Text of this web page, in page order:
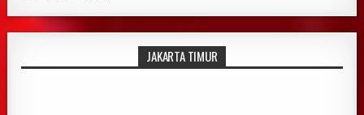
JAKARTA TIMUR